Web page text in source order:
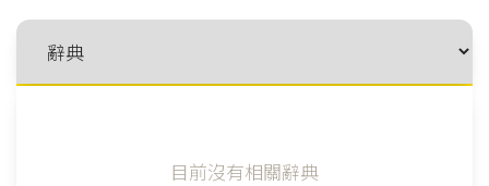
目前沒有相關辭典